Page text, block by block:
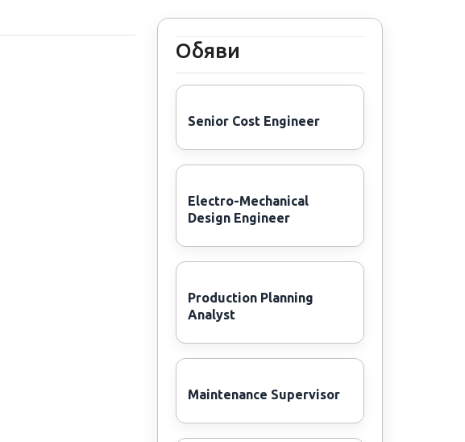
Обяви
Senior Cost Engineer
Electro-Mechanical
Design Engineer
Production Planning
Analyst
Maintenance Supervisor